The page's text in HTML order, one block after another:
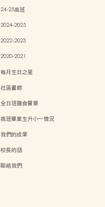
24-25高班
2024-2025
2022-2023
2020-2021
每月生日之星
社區畫廊
全日班膳食餐單
高班畢業生升小一情況
我們的成果
校長的話
聯絡我們